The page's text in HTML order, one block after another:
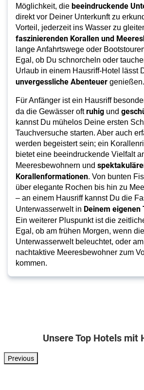
Möglichkeit, die beeindruckende
direkt vor Deiner Unterkunft zu
Vorteil, jederzeit ins Wasser zu
faszinierenden Korallen und
lange Anfahrtswege oder
Egal, ob Du schnorcheln oder
Urlaub in einem Hausriff-Hotel lässt
unvergessliche Abenteuer genießen.
Für Anfänger ist ein Hausriff
da die Gewässer oftruhig und
kannst Du mühelos Deine ersten
Tauchversuche starten. Aber auch
werden begeistert sein; ein
bietet eine beeindruckende Vielfalt
Meeresbewohnern und
Korallenformationen. Von bunten
über elegante Rochen bis hin zu
– an einem Hausriff kannst Du die
Unterwasserwelt in Deinem eigenen
Ein weiterer Pluspunkt ist die
Egal, ob am frühen Morgen, wenn
Unterwasserwelt beleuchtet, oder
nachtaktive Meeresbewohner zum
kommen.
Unsere Top Hotels mit
Previous